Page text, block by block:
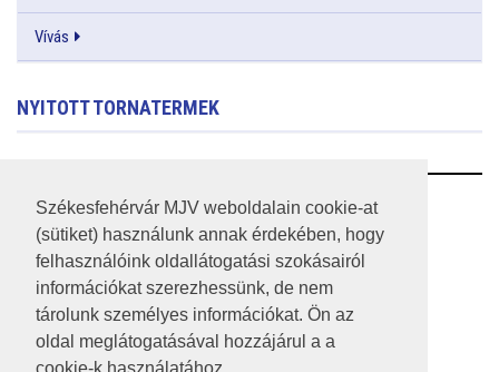
Székesfehérvár MJV weboldalain cookie-at
(sütiket) használunk annak érdekében, hogy
felhasználóink oldallátogatási szokásairól
információkat szerezhessünk, de nem
tárolunk személyes információkat. Ön az
oldal meglátogatásával hozzájárul a a
Vívás
NYITOTT TORNATERMEK
RSS
A HONLAP 2017.03.31-I ÁLLAPOTA
JOGI NYILATKOZAT
IMPRESSZUM